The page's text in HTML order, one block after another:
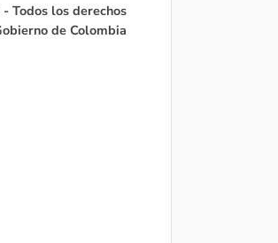
Todos los derechos
de Colombia